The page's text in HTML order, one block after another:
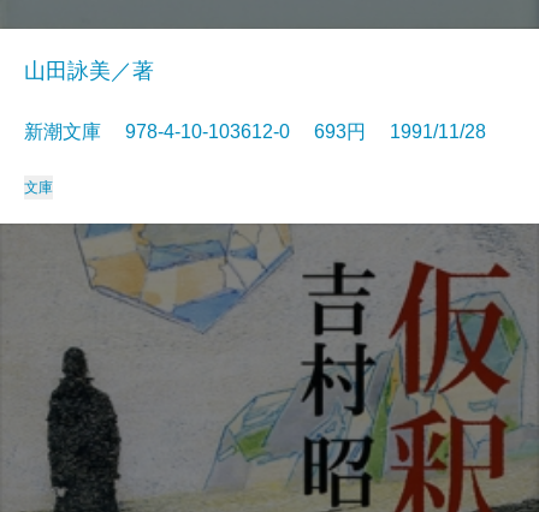
山田詠美／著
新潮文庫 978-4-10-103612-0 693円 1991/11/28
文庫